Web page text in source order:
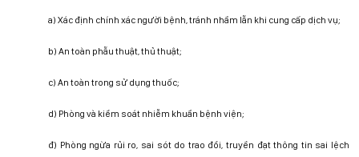
a) Xác định chính xác người bệnh, tránh nhầm lẫn khi cung cấp dịch vụ;
b) An toàn phẫu thuật, thủ thuật;
c) An toàn trong sử dụng thuốc;
d) Phòng và kiểm soát nhiễm khuẩn bệnh viện;
đ) Phòng ngừa rủi ro, sai sót do trao đổi, truyền đạt thông tin sai lệch